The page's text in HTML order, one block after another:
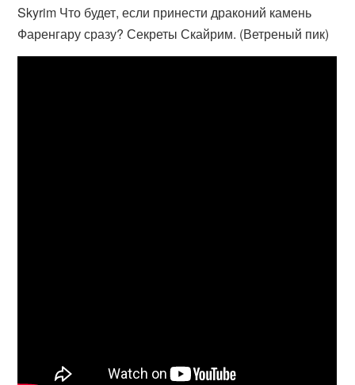
Skyrim Что будет, если принести драконий камень
Фаренгару сразу? Секреты Скайрим. (Ветреный пик)